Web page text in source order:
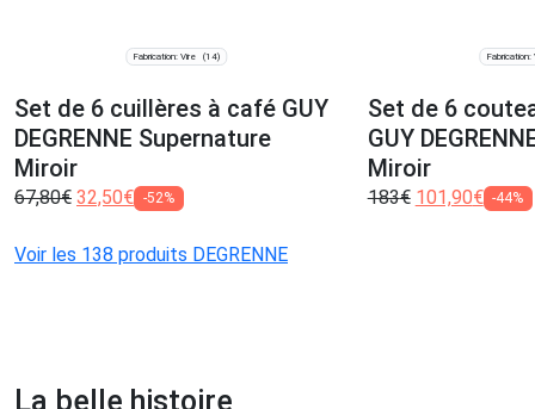
Fabrication: Vire (14)
Set de 6 cuillères à café GUY
DEGRENNE Supernature
Miroir
67,80€ 32,50€ -52%
Fabrication:
Set de 6
GUY
Miroir
183€ 101,90€ -44%
Voir les 138 produits DEGRENNE
La belle histoire